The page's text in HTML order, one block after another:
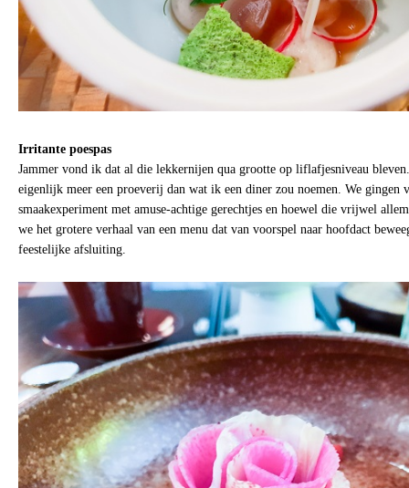
Irritante poespas
Jammer vond ik dat al die lekkernijen qua grootte op liflafjesniveau
eigenlijk meer een proeverij dan wat ik een diner zou noemen. We gingen
smaakexperiment met amuse-achtige gerechtjes en hoewel die vrijwel
we het grotere verhaal van een menu dat van voorspel naar hoofdact
feestelijke afsluiting.